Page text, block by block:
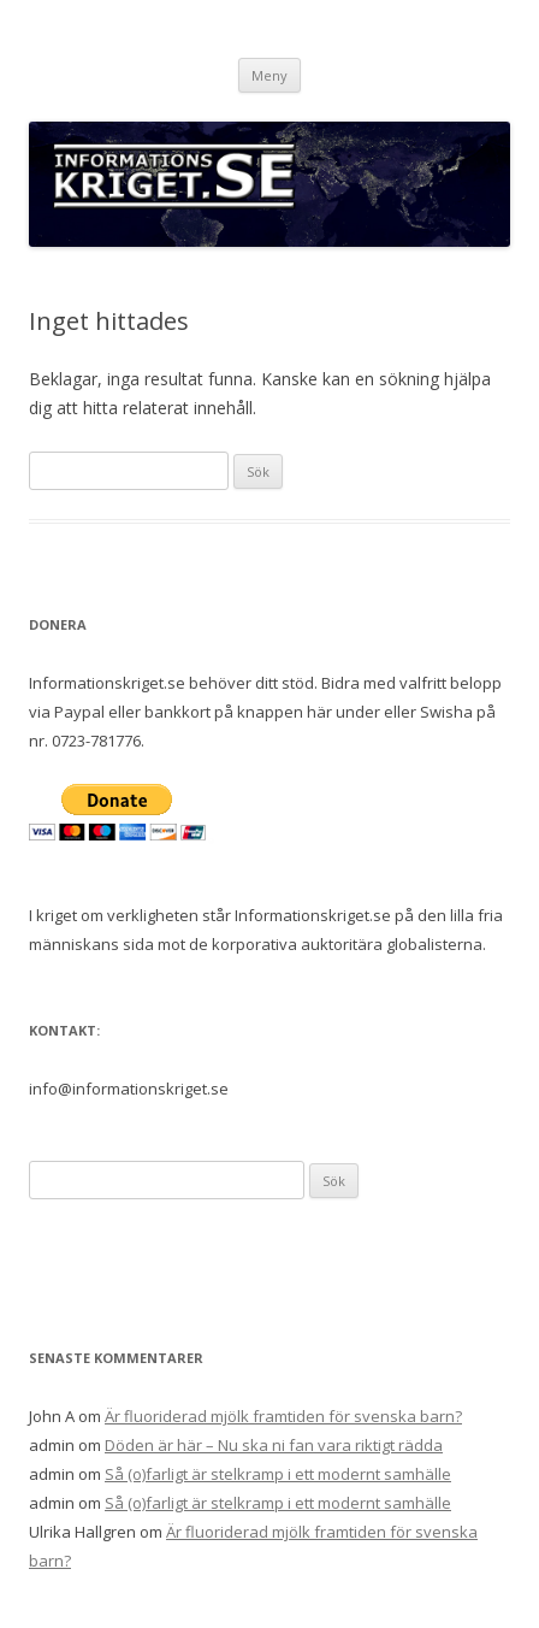
Meny
Inget hittades
Beklagar, inga resultat funna. Kanske kan en sökning hjälpa
dig att hitta relaterat innehåll.
efter:
DONERA
Informationskriget.se behöver ditt stöd. Bidra med valfritt belopp
via Paypal eller bankkort på knappen här under eller Swisha på
nr. 0723-781776.
I kriget om verkligheten står Informationskriget.se på den lilla fria
människans sida mot de korporativa auktoritära globalisterna.
KONTAKT:
info@informationskriget.se
efter:
SENASTE KOMMENTARER
John A om Är fluoriderad mjölk framtiden för svenska barn?
admin om Döden är här – Nu ska ni fan vara riktigt rädda
admin om Så (o)farligt är stelkramp i ett modernt samhälle
admin om Så (o)farligt är stelkramp i ett modernt samhälle
Ulrika Hallgren om Är fluoriderad mjölk framtiden för svenska
barn?